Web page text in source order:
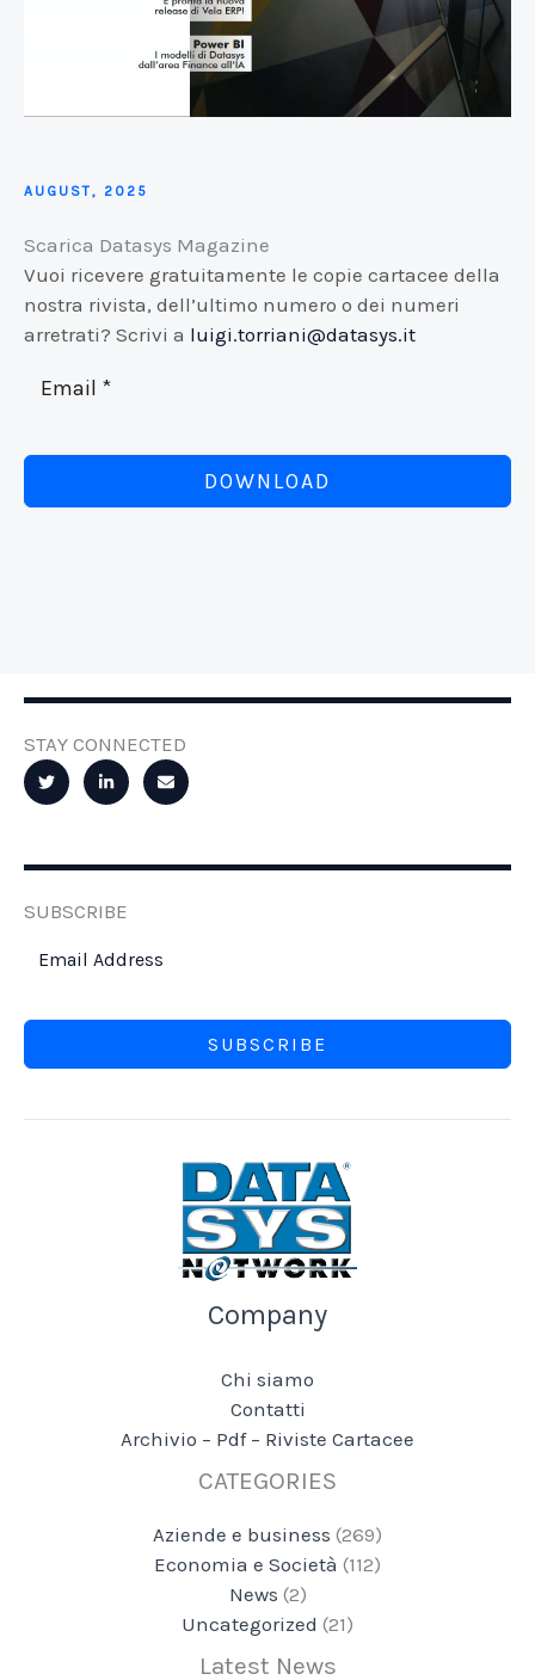
AUGUST, 2025
Scarica Datasys Magazine
Vuoi ricevere gratuitamente le copie cartacee della
nostra rivista, dell’ultimo numero o dei numeri
arretrati? Scrivi a luigi.torriani@datasys.it
DOWNLOAD
STAY CONNECTED
SUBSCRIBE
SUBSCRIBE
Company
Chi siamo
Contatti
Archivio – Pdf – Riviste Cartacee
CATEGORIES
Aziende e business (269)
Economia e Società (112)
News (2)
Uncategorized (21)
Latest News